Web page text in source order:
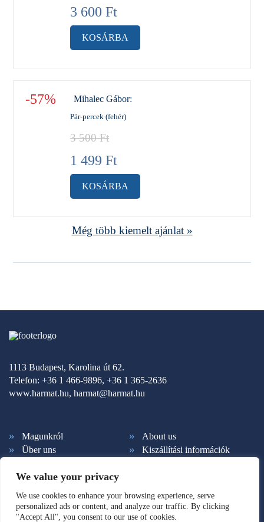
We value your privacy
We use cookies to enhance your browsing experience, serve
personalized ads or content, and analyze our traffic. By clicking
"Accept All", you consent to our use of cookies.
3 600 Ft
KOSÁRBA
-57% Mihalec Gábor:
Pár-percek (fehér)
3 500Ft
1 499 Ft
KOSÁRBA
Még több kiemelt ajánlat »
1113 Budapest, Karolina út 62.
Telefon: +36 1 466-9896, +36 1 365-2636
www.harmat.hu, harmat@harmat.hu
Magunkról
About us
Über uns
Kiszállítási információk
Ált. szerződési feltételek
Hírlevél feliratkozás
Süti beállítások